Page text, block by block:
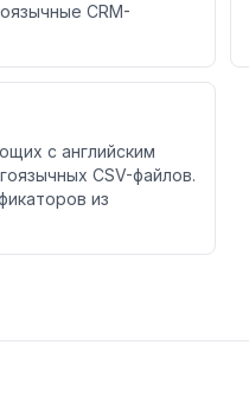
CRM-
с английским
CSV-файлов.
из